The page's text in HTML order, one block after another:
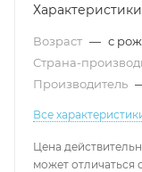
Возраст — с
Страна-
Производитель
Все
Цена
может отличаться